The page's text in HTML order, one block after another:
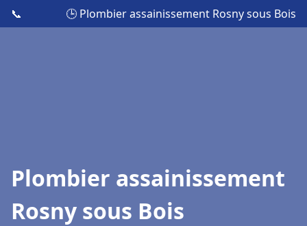
📞 🕒 Plombier assainissement Rosny sous Bois
Plombier assainissement
Rosny sous Bois